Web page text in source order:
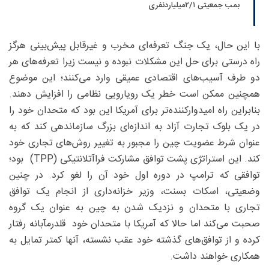
بمب جمعیتی ۲/۱‌میلیاردنفری
با این حال، یک جنگ تعرفه‌ای مخرب و غیرقابل پیش‌بینی هرگز
راه درستی برای حل این مشکلات نبوده و نیست زیرا تعرفه‌های هر
دو طرف آسیب‌های اقتصادی عمیقی وارد می‌کنند؛ این موضوع
همچنین ممکن است خطر یک رویارویی نظامی را افزایش دهند.
بنابراین راه امیدوارکننده‌تر برای آمریکا این بود که متحدان خود را
در یک بلوک تجارت آزاد به اندازه‌ای بزرگ سازماندهی کند که به
عنوان شرط عضویت چین را مجبور به تغییر روش‌های تجاری خود
کند. این استراتژی پشت توافق مشارکت فراآتلانتیکی (TPP) بود؛
توافقی که ترامپ در دوره اول خود آن را لغو کرد. در چنین
وضعیتی، اسکات بسنت، وزیر خزانه‌داری از انجام یک توافق
تجاری با متحدان و نزدیک شدن به چین به عنوان یک گروه
صحبت می‌کند اما حالا که آمریکا با متحدان خود قلدرمآبانه رفتار
کرده و از توافق‌های گذشته خود عقب نشسته، آنها کمتر تمایل به
همکاری خواهند داشت.